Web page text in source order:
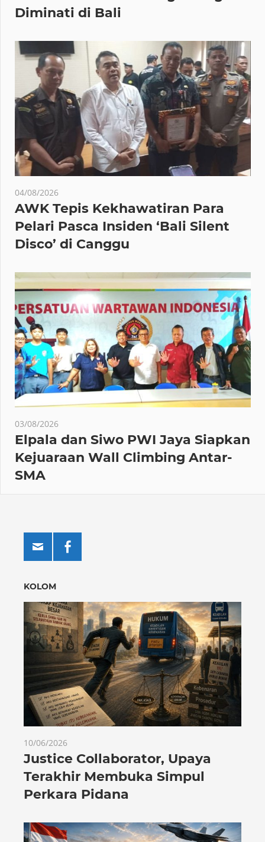
Diminati di Bali
04/08/2026
AWK Tepis Kekhawatiran Para
Pelari Pasca Insiden ‘Bali Silent
Disco’ di Canggu
03/08/2026
Elpala dan Siwo PWI Jaya Siapkan
Kejuaraan Wall Climbing Antar-
SMA
KOLOM
10/06/2026
Justice Collaborator, Upaya
Terakhir Membuka Simpul
Perkara Pidana